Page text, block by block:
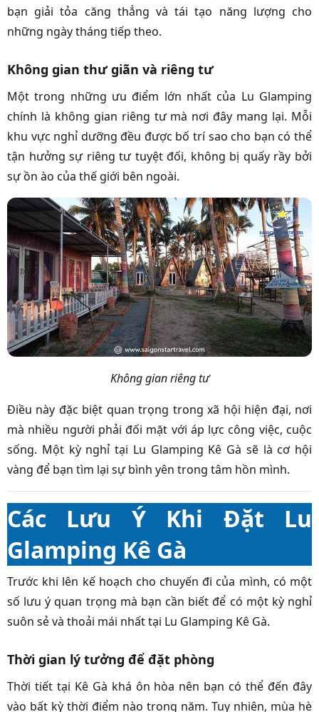
bạn giải tỏa căng thẳng và tái tạo năng lượng cho
những ngày tháng tiếp theo.
Không gian thư giãn và riêng tư
Một trong những ưu điểm lớn nhất của Lu Glamping
chính là không gian riêng tư mà nơi đây mang lại. Mỗi
khu vực nghỉ dưỡng đều được bố trí sao cho bạn có thể
tận hưởng sự riêng tư tuyệt đối, không bị quấy rầy bởi
sự ồn ào của thế giới bên ngoài.
Không gian riêng tư
Điều này đặc biệt quan trọng trong xã hội hiện đại, nơi
mà nhiều người phải đối mặt với áp lực công việc, cuộc
sống. Một kỳ nghỉ tại Lu Glamping Kê Gà sẽ là cơ hội
vàng để bạn tìm lại sự bình yên trong tâm hồn mình.
Các Lưu Ý Khi Đặt Lu
Glamping Kê Gà
Trước khi lên kế hoạch cho chuyến đi của mình, có một
số lưu ý quan trọng mà bạn cần biết để có một kỳ nghỉ
suôn sẻ và thoải mái nhất tại Lu Glamping Kê Gà.
Thời gian lý tưởng để đặt phòng
Thời tiết tại Kê Gà khá ôn hòa nên bạn có thể đến đây
vào bất kỳ thời điểm nào trong năm. Tuy nhiên, mùa hè